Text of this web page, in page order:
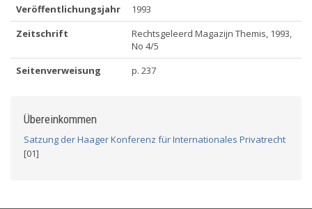
Veröffentlichungsjahr
1993
Zeitschrift
Rechtsgeleerd Magazijn Themis, 1993,
No 4/5
Seitenverweisung
p. 237
Übereinkommen
Satzung der Haager Konferenz für Internationales Privatrecht
[01]